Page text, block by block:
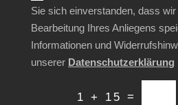
Sie sich einverstanden, dass
Bearbeitung Ihres Anliegens
Informationen und
unserer Datenschutzerklärung
1 + 15 =